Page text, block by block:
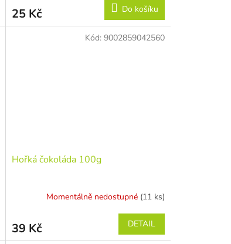
25 Kč Do košíku
Hořká čokoláda 100g
Momentálně nedostupné (11 ks)
39 Kč DETAIL
Kód: 9002859042560